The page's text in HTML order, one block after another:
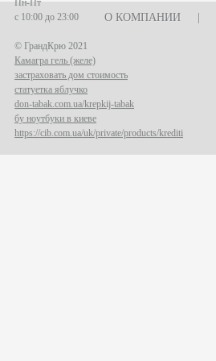
О КОМПАНИИ
Пн-Пт
с 10:00 до 23:00
© ГрандКрю 2021
Камагра гель (желе)
застраховать дом стоимость
статуетка яблучко
don-tabak.com.ua/krepkij-tabak
бу ноутбуки в киеве
https://cib.com.ua/uk/private/products/krediti